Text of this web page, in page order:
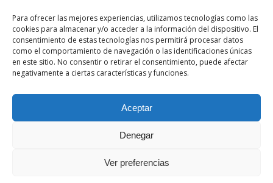
Para ofrecer las mejores experiencias, utilizamos tecnologías como las
cookies para almacenar y/o acceder a la información del dispositivo. El
consentimiento de estas tecnologías nos permitirá procesar datos
como el comportamiento de navegación o las identificaciones únicas
en este sitio. No consentir o retirar el consentimiento, puede afectar
negativamente a ciertas características y funciones.
Aceptar
Denegar
Ver preferencias
Podcast de Medicina · by casiMedicos
Radio casiMedicos
. Los contenidos pertenecen a sus
autores originales y se muestran mediante